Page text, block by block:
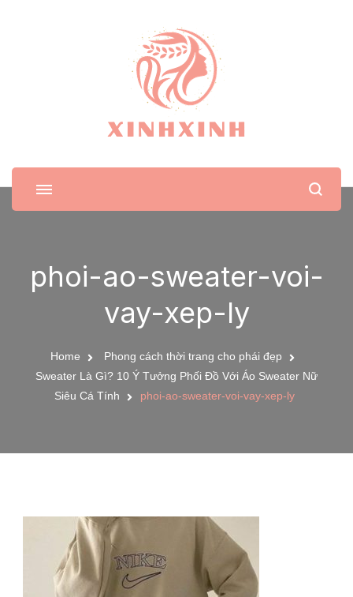
XinhXinh
Trang tin tức cho phái đẹp
phoi-ao-sweater-voi-
vay-xep-ly
Home
Phong cách thời trang cho phái đẹp
Sweater Là Gì? 10 Ý Tưởng Phối Đồ Với Áo Sweater Nữ
Siêu Cá Tính
phoi-ao-sweater-voi-vay-xep-ly